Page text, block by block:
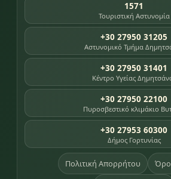
1571
Τουριστική Αστυνομία
+30 27950 31205
Αστυνομικό Τμήμα
+30 27950 31401
Κέντρο Υγείας
+30 27950 22100
Πυροσβεστικό κλιμάκιο
+30 27953 60300
Δήμος Γορτυνίας
Πολιτική Απορρήτου